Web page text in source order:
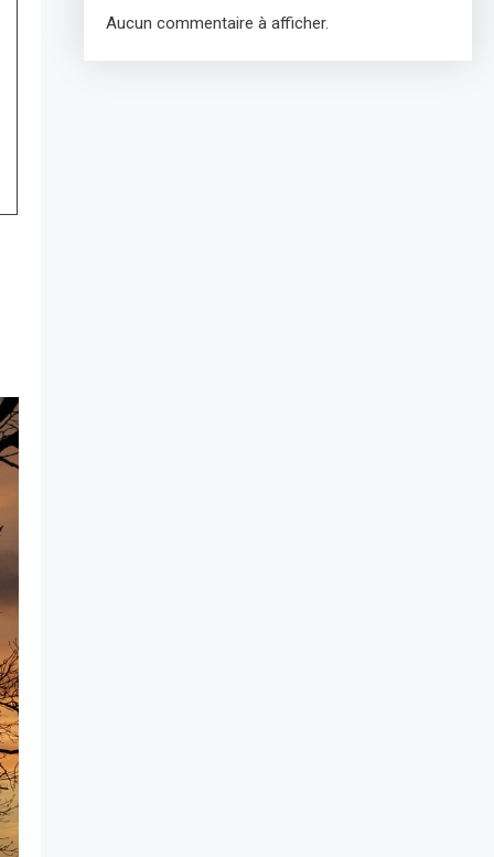
Aucun commentaire à afficher.